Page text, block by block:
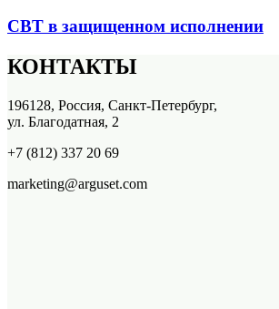
СВТ в защищенном исполнении
КОНТАКТЫ
196128, Россия, Санкт-Петербург,
ул. Благодатная, 2
+7 (812) 337 20 69
marketing@arguset.com